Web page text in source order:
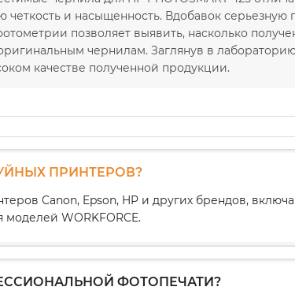
четкость и насыщенность. Вдобавок серьезную
позволяет выявить, насколько
чернилам. Заглянув в
качестве полученной продукции.
ПРИНТЕРОВ?
Canon, Epson, HP и других брендов,
моделей WORKFORCE.
ФОТОПЕЧАТИ?